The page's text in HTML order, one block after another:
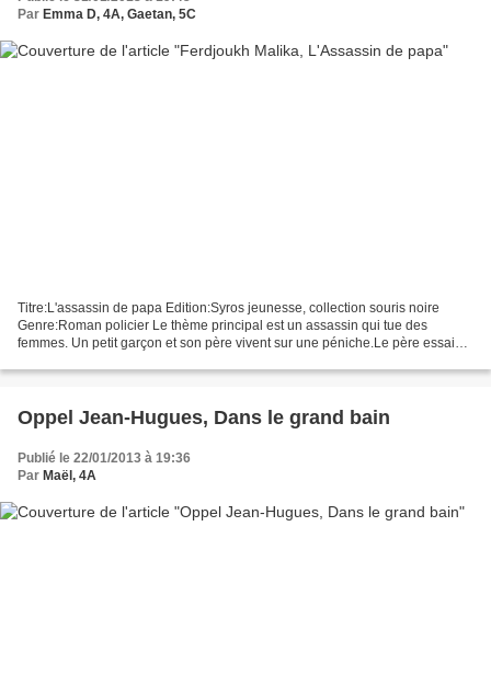
Par Emma D, 4A, Gaetan, 5C
Titre:L'assassin de papa Edition:Syros jeunesse, collection souris noire
Genre:Roman policier Le thème principal est un assassin qui tue des
femmes. Un petit garçon et son père vivent sur une péniche.Le père essaie
Oppel Jean-Hugues, Dans le grand bain
Publié le 22/01/2013 à 19:36
Par Maël, 4A